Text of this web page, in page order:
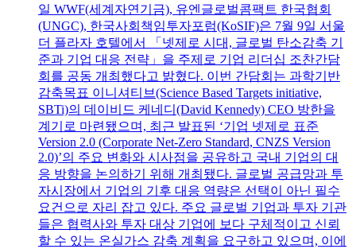
일 WWF(세계자연기금), 유엔글로벌콤팩트 한국협회
(UNGC), 한국사회책임투자포럼(KoSIF)은 7월 9일 서울
더 플라자 호텔에서 「넷제로 시대, 글로벌 탄소감축 기
준과 기업 대응 전략」을 주제로 기업 리더십 조찬간담
회를 공동 개최했다고 밝혔다. 이번 간담회는 과학기반
감축목표 이니셔티브(Science Based Targets initiative,
SBTi)의 데이비드 케네디(David Kennedy) CEO 방한을
계기로 마련됐으며, 최근 발표된 ‘기업 넷제로 표준
Version 2.0 (Corporate Net-Zero Standard, CNZS Version
2.0)’의 주요 변화와 시사점을 공유하고 국내 기업의 대
응 방향을 논의하기 위해 개최됐다. 글로벌 공급망과 투
자시장에서 기업의 기후 대응 역량은 선택이 아닌 필수
요건으로 자리 잡고 있다. 주요 글로벌 기업과 투자 기관
들은 협력사와 투자 대상 기업에 보다 구체적이고 신뢰
할 수 있는 온실가스 감축 계획을 요구하고 있으며, 이에